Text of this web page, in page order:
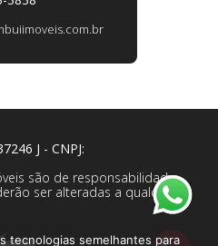
J - CNPJ:
são de responsabilidade
ser alteradas a qualquer
tecnologias semelhantes para